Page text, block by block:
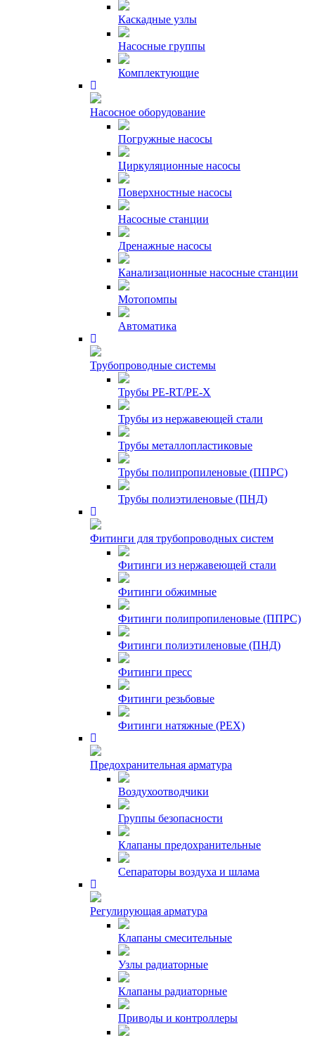
Каскадные узлы
Насосные группы
Комплектующие
Насосное оборудование
Погружные насосы
Циркуляционные насосы
Поверхностные насосы
Насосные станции
Дренажные насосы
Канализационные насосные станции
Мотопомпы
Автоматика
Трубопроводные системы
Трубы PE-RT/PE-X
Трубы из нержавеющей стали
Трубы металлопластиковые
Трубы полипропиленовые (ППРС)
Трубы полиэтиленовые (ПНД)
Фитинги для трубопроводных систем
Фитинги из нержавеющей стали
Фитинги обжимные
Фитинги полипропиленовые (ППРС)
Фитинги полиэтиленовые (ПНД)
Фитинги пресс
Фитинги резьбовые
Фитинги натяжные (PEX)
Предохранительная арматура
Воздухоотводчики
Группы безопасности
Клапаны предохранительные
Сепараторы воздуха и шлама
Регулирующая арматура
Клапаны смесительные
Узлы радиаторные
Клапаны радиаторные
Приводы и контроллеры